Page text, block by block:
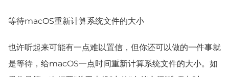
等待macOS重新计算系统文件的大小
也许听起来可能有一点难以置信，但你还可以做的一件事就
是等待，给macOS一点时间重新计算系统文件的大小。如